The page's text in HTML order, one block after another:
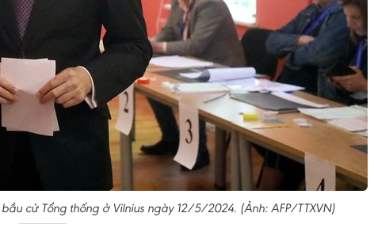
cử Tổng thống ở Vilnius ngày 12/5/2024. (Ảnh: AFP/TTXVN)